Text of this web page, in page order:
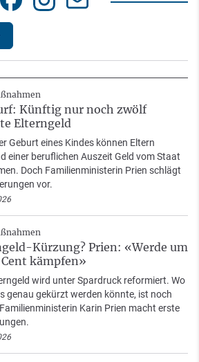
Künftig nur noch zwölf
Elterngeld
Geburt eines Kindes können Eltern
einer beruflichen Auszeit Geld vom Staat
Doch Familienministerin Prien schlägt
vor.
Kürzung? Prien: «Werde um
kämpfen»
wird unter Spardruck reformiert. Wo
genau gekürzt werden könnte, ist noch
Karin Prien macht erste